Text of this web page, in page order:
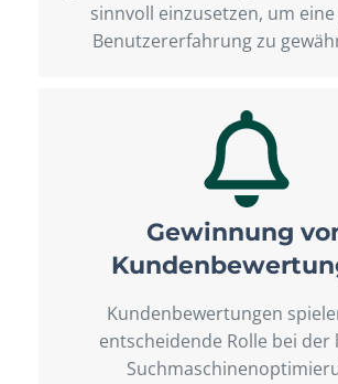
sinnvoll einzusetzen, um
Benutzererfahrung zu
Gewinnung
Kundenbewertungen
entscheidende Rolle bei der